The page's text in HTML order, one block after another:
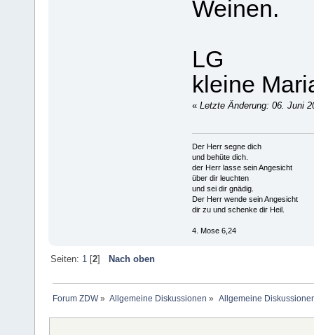
Weinen.
LG
kleine
« Letzte Änderung: 06. Juni
Der Herr segne dich
und behüte dich.
der Herr lasse sein Angesicht
über dir leuchten
und sei dir gnädig.
Der Herr wende sein Angesicht
dir zu und schenke dir Heil.
4. Mose 6,24
Seiten: 1 [2] Nach oben
Forum ZDW» Allgemeine Diskussionen » Allgemeine